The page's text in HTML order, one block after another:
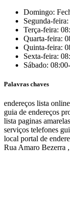
Domingo:
Segunda-
Terça-feira:
Quarta-feira:
Quinta-feira:
Sexta-feira:
Sábado:
Palavras chaves
endereços lista online
guia de endereços
lista paginas amarelas
serviços telefones
local portal de
Rua Amaro Bezerra